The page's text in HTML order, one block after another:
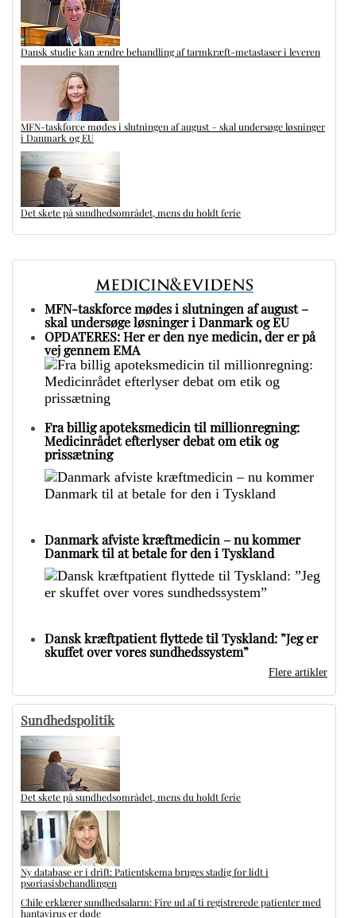
Dansk studie kan ændre behandling af tarmkræft-metastaser i leveren
MFN-taskforce mødes i slutningen af august – skal undersøge løsninger
i Danmark og EU
Det skete på sundhedsområdet, mens du holdt ferie
MFN-taskforce mødes i slutningen af august –
skal undersøge løsninger i Danmark og EU
OPDATERES: Her er den nye medicin, der er på
vej gennem EMA
Fra billig apoteksmedicin til millionregning:
Medicinrådet efterlyser debat om etik og
prissætning
Danmark afviste kræftmedicin – nu kommer
Danmark til at betale for den i Tyskland
Dansk kræftpatient flyttede til Tyskland: ”Jeg er
skuffet over vores sundhedssystem”
Flere artikler
Sundhedspolitik
Det skete på sundhedsområdet, mens du holdt ferie
Ny database er i drift: Patientskema bruges stadig for lidt i
psoriasisbehandlingen
Chile erklærer sundhedsalarm: Fire ud af ti registrerede patienter med
hantavirus er døde